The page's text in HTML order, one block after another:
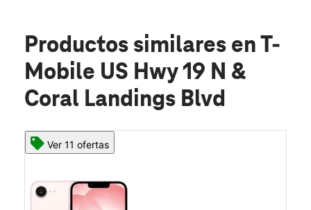
Productos similares en T-
Mobile US Hwy 19 N &
Coral Landings Blvd
Ver 11 ofertas